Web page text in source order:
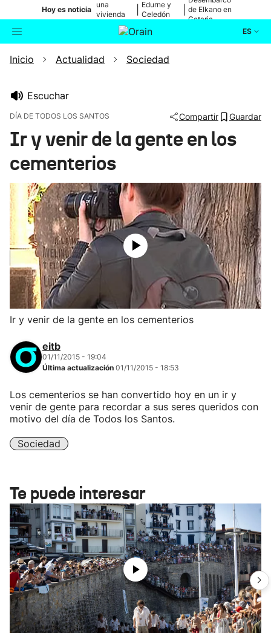
Hoy es noticia
una
vivienda
de Bilbao
Edurne y
Celedón
de Elkano en
Getaria
ES
Buscador Actualidad
Eguraldia
Inicio Actualidad Sociedad
Escuchar
DÍA DE TODOS LOS SANTOS Compartir Guardar
Ir y venir de la gente en los
cementerios
Ir y venir de la gente en los cementerios
eitb
01/11/2015 - 19:04
Última actualización 01/11/2015 - 18:53
Los cementerios se han convertido hoy en un ir y
venir de gente para recordar a sus seres queridos con
motivo del día de Todos los Santos.
Sociedad
Te puede interesar